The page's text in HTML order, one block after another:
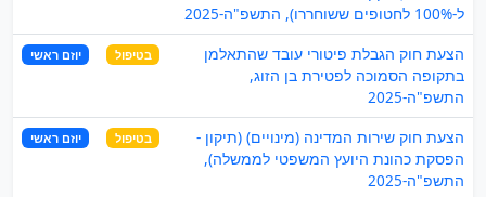
ל-100% לחטופים ששוחררו), התשפ"ה-2025
הצעת חוק הגבלת פיטורי עובד שהתאלמן
בתקופה הסמוכה לפטירת בן הזוג,
התשפ"ה-2025
בטיפול יוזם ראשי
הצעת חוק שירות המדינה (מינויים) (תיקון -
הפסקת כהונת היועץ המשפטי לממשלה),
התשפ"ה-2025
בטיפול יוזם ראשי